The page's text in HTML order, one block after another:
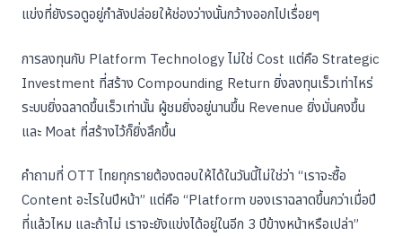
แข่งที่ยังรอดูอยู่กำลังปล่อยให้ช่องว่างนั้นกว้างออกไปเรื่อยๆ
การลงทุนกับ Platform Technology ไม่ใช่ Cost แต่คือ Strategic
Investment ที่สร้าง Compounding Return ยิ่งลงทุนเร็วเท่าไหร่
ระบบยิ่งฉลาดขึ้นเร็วเท่านั้น ผู้ชมยิ่งอยู่นานขึ้น Revenue ยิ่งมั่นคงขึ้น
และ Moat ที่สร้างไว้ก็ยิ่งลึกขึ้น
คำถามที่ OTT ไทยทุกรายต้องตอบให้ได้ในวันนี้ไม่ใช่ว่า “เราจะซื้อ
Content อะไรในปีหน้า” แต่คือ “Platform ของเราฉลาดขึ้นกว่าเมื่อปี
ที่แล้วไหม และถ้าไม่ เราจะยังแข่งได้อยู่ในอีก 3 ปีข้างหน้าหรือเปล่า”